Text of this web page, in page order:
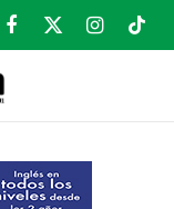
Facebook
X
Instagram